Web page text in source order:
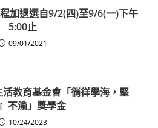
加退選自9/2(四)至9/6(一)下午
5:00止
09/01/2021
教育基金會「徜徉學海，堅
不渝」獎學金
10/24/2023